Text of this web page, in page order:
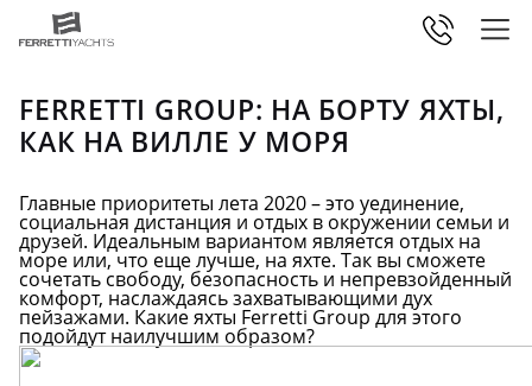
FERRETTI GROUP: НА БОРТУ ЯХТЫ,
КАК НА ВИЛЛЕ У МОРЯ
Главные приоритеты лета 2020 – это уединение,
социальная дистанция и отдых в окружении семьи и
друзей. Идеальным вариантом является отдых на
море или, что еще лучше, на яхте. Так вы сможете
сочетать свободу, безопасность и непревзойденный
комфорт, наслаждаясь захватывающими дух
пейзажами. Какие яхты Ferretti Group для этого
подойдут наилучшим образом?